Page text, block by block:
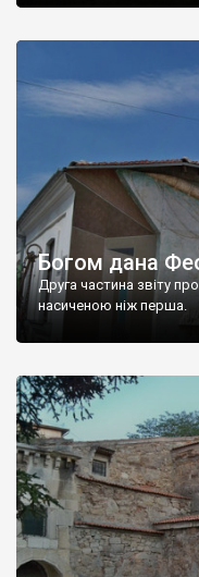
Богом дана
Друга частина звіту
насиченою ніж перша.